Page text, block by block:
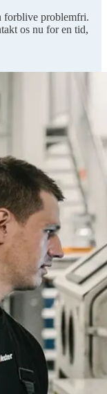
forblive problemfri.
os nu for en tid,